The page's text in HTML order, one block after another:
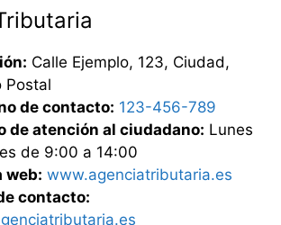
Calle Ejemplo, 123, Ciudad,
Postal
de contacto: 123-456-789
de atención al ciudadano: Lunes
de 9:00 a 14:00
web: www.agenciatributaria.es
contacto: